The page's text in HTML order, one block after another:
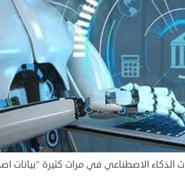
الذكاء الاصطناعي في مرات كثيرة "بيانات